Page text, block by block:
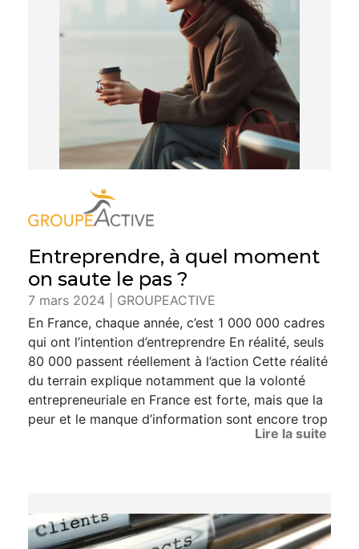
Entreprendre, à quel moment
on saute le pas ?
7 mars 2024 | GROUPEACTIVE
En France, chaque année, c’est 1 000 000 cadres
qui ont l’intention d’entreprendre En réalité, seuls
80 000 passent réellement à l’action Cette réalité
du terrain explique notamment que la volonté
entrepreneuriale en France est forte, mais que la
peur et le manque d’information sont encore trop
Lire la suite